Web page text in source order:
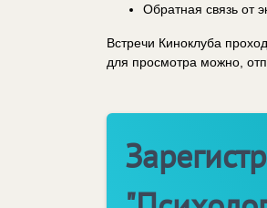
Обратная связь от
Встречи Киноклуба
для просмотра можно,